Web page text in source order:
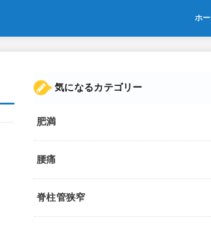
ホ
気になるカテゴリー
肥満
腰痛
脊柱管狭窄